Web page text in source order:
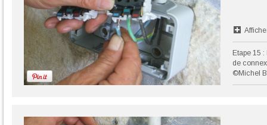
Etape 15
de
©Michel